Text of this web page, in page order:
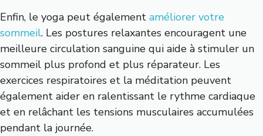
Enfin, le yoga peut également améliorer votre
sommeil. Les postures relaxantes encouragent une
meilleure circulation sanguine qui aide à stimuler un
sommeil plus profond et plus réparateur. Les
exercices respiratoires et la méditation peuvent
également aider en ralentissant le rythme cardiaque
et en relâchant les tensions musculaires accumulées
pendant la journée.